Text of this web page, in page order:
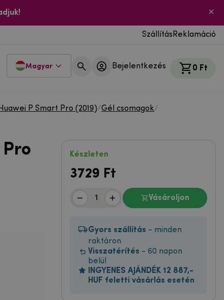
Szállítás Reklamáció
Magyar Bejelentkezés 0 Ft
Huawei P Smart Pro (2019)/Gél csomagok/
Készleten
3729 Ft
Vásároljon
Gyors szállítás - minden
raktáron
Visszatérítés - 60 napon
belül
INGYENES AJÁNDÉK 12 887,-
HUF feletti vásárlás esetén